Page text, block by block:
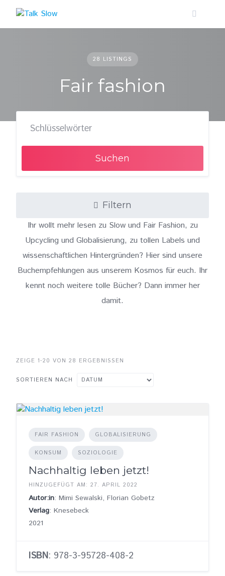
content
28 LISTINGS
Fair fashion
Suchen
Filtern
Ihr wollt mehr lesen zu Slow und Fair Fashion, zu
Upcycling und Globalisierung, zu tollen Labels und
wissenschaftlichen Hintergründen? Hier sind unsere
Buchempfehlungen aus unserem Kosmos für euch. Ihr
kennt noch weitere tolle Bücher? Dann immer her
damit.
ZEIGE 1-20 VON 28 ERGEBNISSEN
SORTIEREN NACH
FAIR FASHION GLOBALISIERUNG
KONSUM SOZIOLOGIE
Nachhaltig leben jetzt!
HINZUGEFÜGT AM: 27. APRIL 2022
Autor:in: Mimi Sewalski, Florian Gobetz
Verlag: Knesebeck
2021
ISBN: 978-3-95728-408-2